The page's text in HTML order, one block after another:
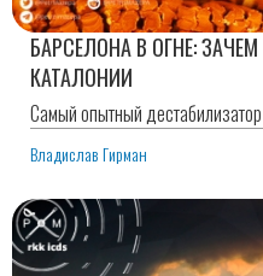
БАРСЕЛОНА В ОГНЕ:
КАТАЛОНИИ
Самый опытный дестабилизатор
Владислав Гирман